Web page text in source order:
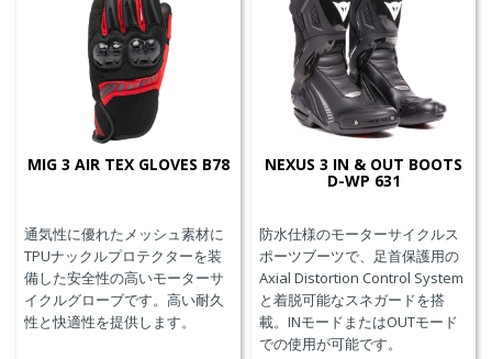
MIG 3 AIR TEX GLOVES B78
通気性に優れたメッシュ素材に
TPUナックルプロテクターを装
備した安全性の高いモーターサ
イクルグローブです。高い耐久
性と快適性を提供します。
NEXUS 3 IN & OUT BOOTS
D-WP 631
防水仕様のモーターサイクルス
ポーツブーツで、足首保護用の
Axial Distortion Control System
と着脱可能なスネガードを搭
載。INモードまたはOUTモード
での使用が可能です。